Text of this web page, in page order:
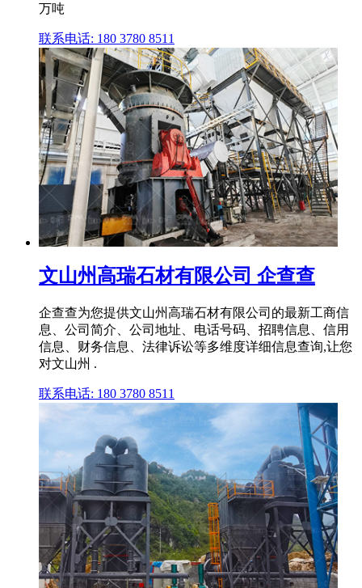
万吨
联系电话: 180 3780 8511
文山州高瑞石材有限公司 企查查
企查查为您提供文山州高瑞石材有限公司的最新工商信
息、公司简介、公司地址、电话号码、招聘信息、信用
信息、财务信息、法律诉讼等多维度详细信息查询,让您
对文山州 .
联系电话: 180 3780 8511